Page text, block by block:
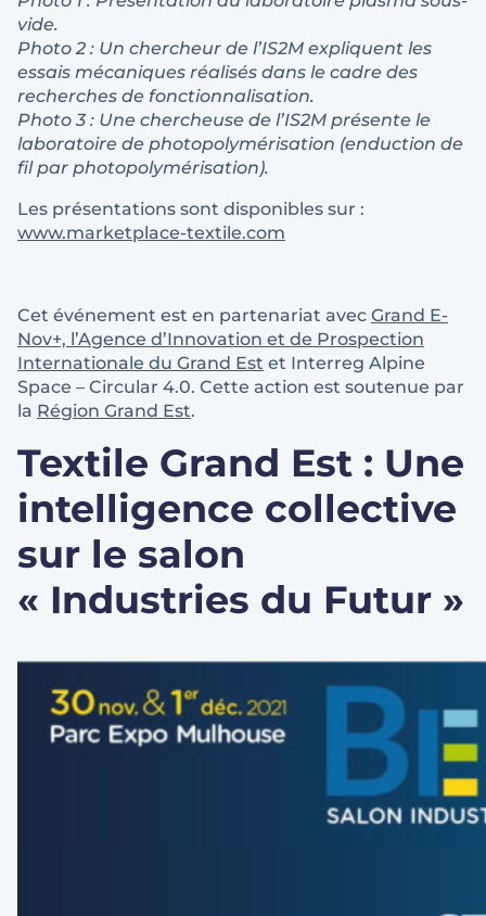
vide.
Photo 2 : Un chercheur de l’IS2M expliquent les
essais mécaniques réalisés dans le cadre des
recherches de fonctionnalisation.
Photo 3 : Une chercheuse de l’IS2M présente le
laboratoire de photopolymérisation (enduction de
fil par photopolymérisation).
Les présentations sont disponibles sur :
www.marketplace-textile.com
Cet événement est en partenariat avec Grand E-
Nov+, l’Agence d’Innovation et de Prospection
Internationale du Grand Est et Interreg Alpine
Space – Circular 4.0. Cette action est soutenue par
la Région Grand Est.
Textile Grand Est : Une
intelligence collective
sur le salon
« Industries du Futur »